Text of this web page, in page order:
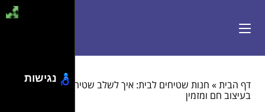
דף הבית» חנות שטיחים לבית: איך לשלב שטיחי בוהו שיק
בעיצוב חם ומזמין
נגישות